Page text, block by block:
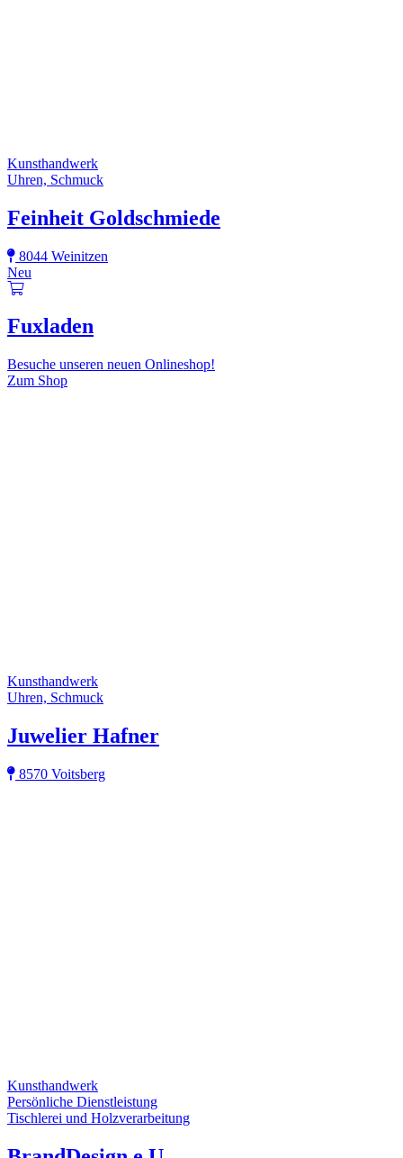
Kunsthandwerk
Uhren, Schmuck
Feinheit Goldschmiede
8044 Weinitzen
Neu
Fuxladen
Besuche unseren neuen Onlineshop!
Zum Shop
Kunsthandwerk
Uhren, Schmuck
Juwelier Hafner
8570 Voitsberg
Kunsthandwerk
Persönliche Dienstleistung
Tischlerei und Holzverarbeitung